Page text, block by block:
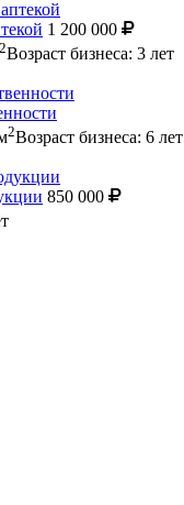
1 200 000
2Возраст бизнеса: 3 лет
2Возраст бизнеса: 6 лет
850 000